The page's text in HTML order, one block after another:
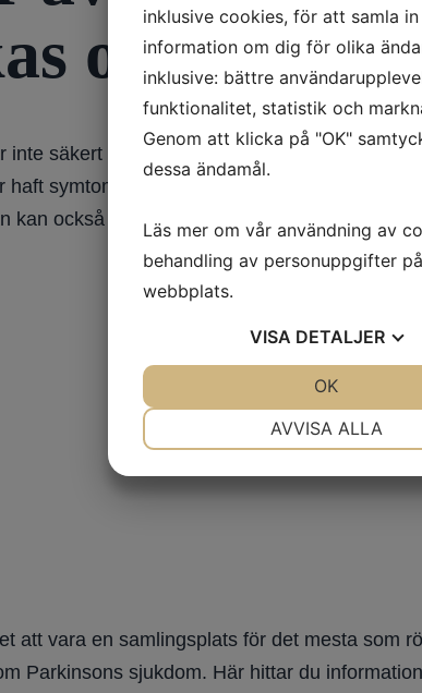
och hur?
säkert att det märks något än. Det kan
symtom och vilka Parkinsonsymtom du
kan också märka att man mår allmänt bättre,
att vara en samlingsplats för det mesta som
Parkinsons sjukdom. Här hittar du
inklusive cookies, för att samla in
information om dig för olika
inklusive: bättre
funktionalitet, statistik och
Genom att klicka på "OK"
dessa ändamål.
Läs mer om vår användning av
behandling av personuppgifter
webbplats.
VISA DETALJER
AVVISA ALLA
OK